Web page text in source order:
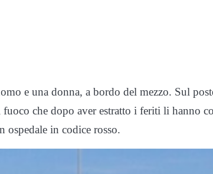
e una donna, a bordo del mezzo. Sul
che dopo aver estratto i feriti li hanno
ospedale in codice rosso.